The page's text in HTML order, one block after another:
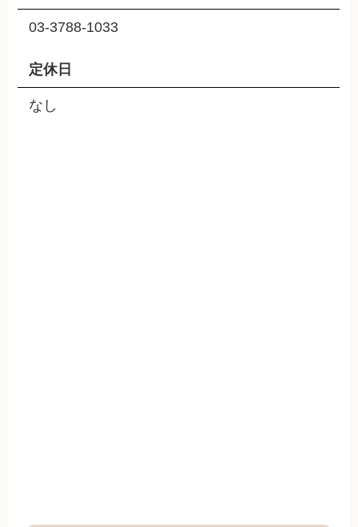
03-3788-1033
定休日
なし